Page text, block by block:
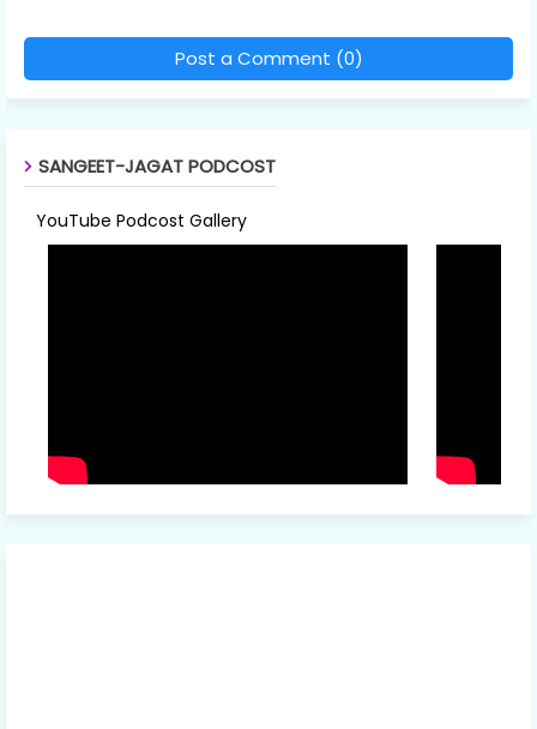
Post a Comment (0)
SANGEET-JAGAT PODCOST
YouTube Podcost Gallery